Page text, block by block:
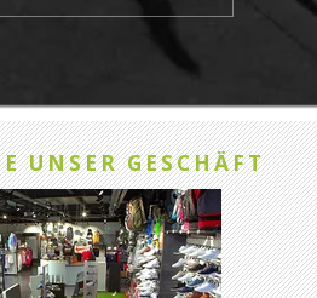
UNSER GESCHÄFT